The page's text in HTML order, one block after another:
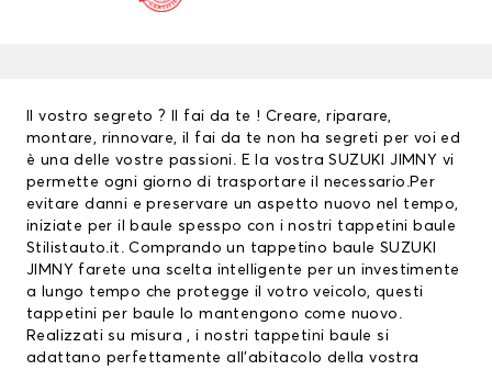
Il vostro segreto ? Il fai da te ! Creare, riparare,
montare, rinnovare, il fai da te non ha segreti per voi ed
è una delle vostre passioni. E la vostra SUZUKI JIMNY vi
permette ogni giorno di trasportare il necessario.Per
evitare danni e preservare un aspetto nuovo nel tempo,
iniziate per il baule spesspo con i nostri tappetini baule
Stilistauto.it. Comprando un tappetino baule SUZUKI
JIMNY farete una scelta intelligente per un investimente
a lungo tempo che protegge il votro veicolo, questi
tappetini per baule
lo mantengono come nuovo.
Realizzati su misura , i nostri tappetini baule si
adattano perfettamente all’abitacolo della vostra